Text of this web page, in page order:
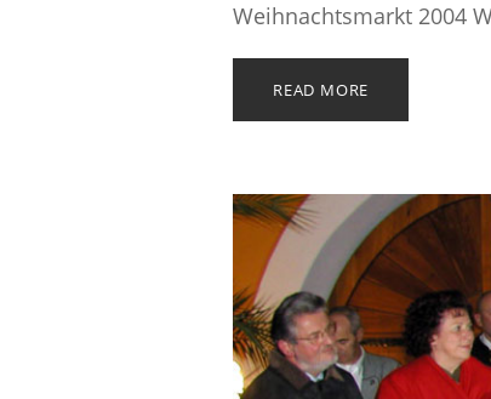
Weihnachtsmarkt 2004
READ MORE